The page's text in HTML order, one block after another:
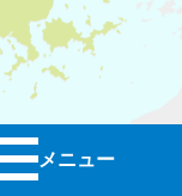
メニュー